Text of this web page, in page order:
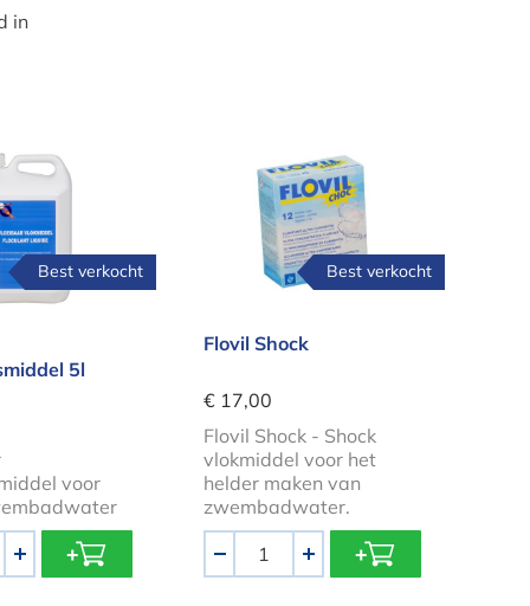
in
Vlokkingsmiddel 5l
Best verkocht
5l
voor
+
Flovil Shock
Best verkocht
Flovil Shock
€ 17,00
Flovil Shock - Shock
vlokmiddel voor het
helder maken van
zwembadwater.
+